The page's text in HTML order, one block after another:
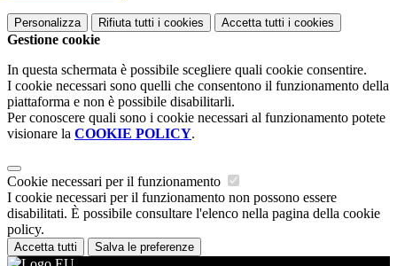
Personalizza Rifiuta tutti i cookies Accetta tutti i cookies
Gestione cookie
In questa schermata è possibile scegliere quali cookie consentire.
I cookie necessari sono quelli che consentono il funzionamento della
piattaforma e non è possibile disabilitarli.
Per conoscere quali sono i cookie necessari al funzionamento potete
visionare la COOKIE POLICY.
Cookie necessari per il funzionamento
I cookie necessari per il funzionamento non possono essere
disabilitati. È possibile consultare l'elenco nella pagina della cookie
policy.
Accetta tutti Salva le preferenze